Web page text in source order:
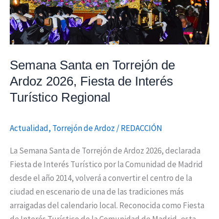
Semana Santa en Torrejón de
Ardoz 2026, Fiesta de Interés
Turístico Regional
Actualidad, Torrejón de Ardoz /REDACCIÓN
La Semana Santa de Torrejón de Ardoz 2026, declarada
Fiesta de Interés Turístico por la Comunidad de Madrid
desde el año 2014, volverá a convertir el centro de la
ciudad en escenario de una de las tradiciones más
arraigadas del calendario local. Reconocida como Fiesta
de
Interés
Turístico